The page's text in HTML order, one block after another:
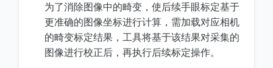
为了消除图像中的畸变，使后续手眼标定基于
更准确的图像坐标进行计算，需加载对应相机
的畸变标定结果，工具将基于该结果对采集的
图像进行校正后，再执行后续标定操作。